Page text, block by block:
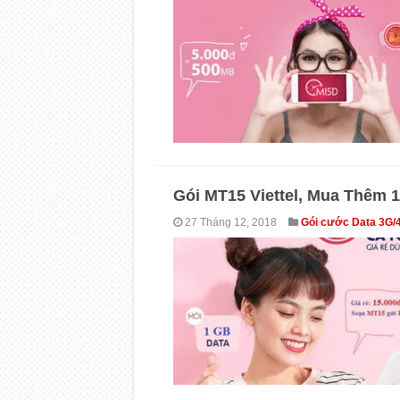
Gói MT15 Viettel, Mua Thêm
27 Tháng 12, 2018 Gói cước Data 3G/